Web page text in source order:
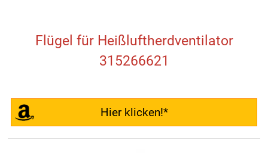
Flügel für Heißluftherdventilator
315266621
Hier klicken!*